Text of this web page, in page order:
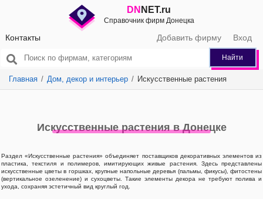
DN NET.ru
Справочник фирм Донецка
Контакты Добавить фирму Вход
Найти
Главная Дом, декор и интерьер Искусственные растения
Искусственные растения в Донецке
Раздел «Искусственные растения» объединяет поставщиков декоративных элементов из
пластика, текстиля и полимеров, имитирующих живые растения. Здесь представлены
искусственные цветы в горшках, крупные напольные деревья (пальмы, фикусы), фитостены
(вертикальное озеленение) и сухоцветы. Такие элементы декора не требуют полива и
ухода, сохраняя эстетичный вид круглый год.